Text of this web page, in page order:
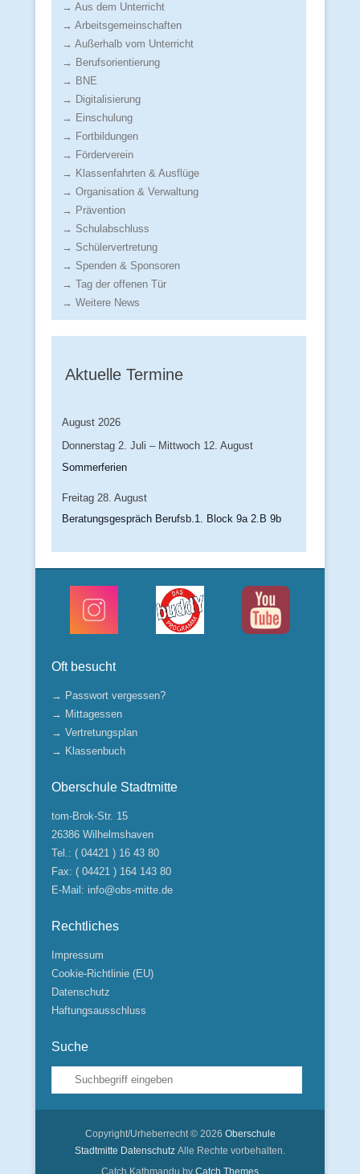
→ Aus dem Unterricht
→ Arbeitsgemeinschaften
→ Außerhalb vom Unterricht
→ Berufsorientierung
→ BNE
→ Digitalisierung
→ Einschulung
→ Fortbildungen
→ Förderverein
→ Klassenfahrten & Ausflüge
→ Organisation & Verwaltung
→ Prävention
→ Schulabschluss
→ Schülervertretung
→ Spenden & Sponsoren
→ Tag der offenen Tür
→ Weitere News
Aktuelle Termine
August 2026
Donnerstag 2. Juli – Mittwoch 12. August
Sommerferien
Freitag 28. August
Beratungsgespräch Berufsb.1. Block 9a 2.B 9b
Oft besucht
→ Passwort vergessen?
→ Mittagessen
→ Vertretungsplan
→ Klassenbuch
Oberschule Stadtmitte
tom-Brok-Str. 15
26386 Wilhelmshaven
Tel.: ( 04421 ) 16 43 80
Fax: ( 04421 ) 164 143 80
E-Mail: info@obs-mitte.de
Rechtliches
Impressum
Cookie-Richtlinie (EU)
Datenschutz
Haftungsausschluss
Suche
Suche
Copyright/Urheberrecht © 2026 Oberschule
Stadtmitte Datenschutz Alle Rechte vorbehalten.
Catch Kathmandu by Catch Themes